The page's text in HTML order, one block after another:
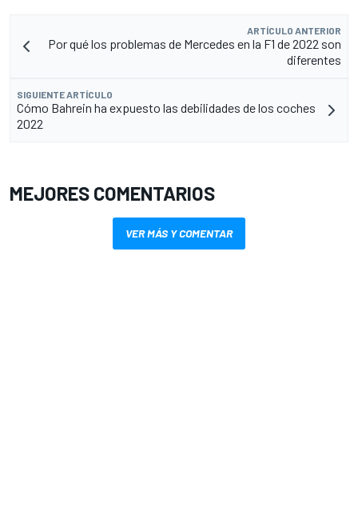
ARTÍCULO ANTERIOR
Por qué los problemas de Mercedes en la F1 de 2022 son
diferentes
SIGUIENTE ARTÍCULO
Cómo Bahrein ha expuesto las debilidades de los coches
2022
MEJORES COMENTARIOS
VER MÁS Y COMENTAR